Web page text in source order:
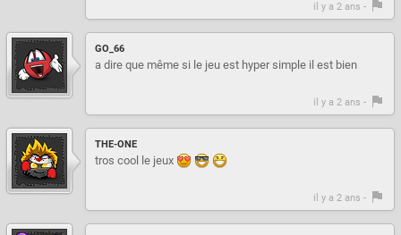
il y a 2 ans -
GO_66
a dire que même si le jeu est hyper simple il est bien
il y a 2 ans -
THE-ONE
tros cool le jeux
il y a 2 ans -